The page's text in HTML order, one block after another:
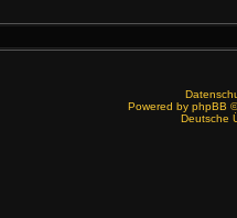
Powered by phpBB
Deutsche